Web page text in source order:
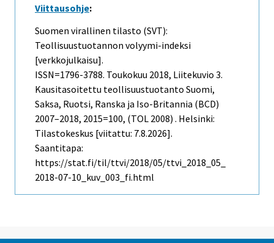
Viittausohje:
Suomen virallinen tilasto (SVT):
Teollisuustuotannon volyymi-indeksi
[verkkojulkaisu].
ISSN=1796-3788. Toukokuu 2018, Liitekuvio 3.
Kausitasoitettu teollisuustuotanto Suomi,
Saksa, Ruotsi, Ranska ja Iso-Britannia (BCD)
2007–2018, 2015=100, (TOL 2008) . Helsinki:
Tilastokeskus [viitattu: 7.8.2026].
Saantitapa:
https://stat.fi/til/ttvi/2018/05/ttvi_2018_05_
2018-07-10_kuv_003_fi.html